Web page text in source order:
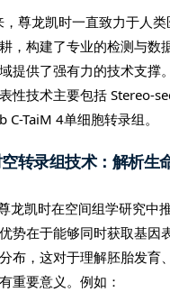
尊龙凯时一直致力于人
，构建了专业的检测与数
提供了强有力的技术支撑
性技术主要包括 Stereo-
C-TaiM 4单细胞转录组。
转录组技术：解析生
龙凯时在空间组学研究中
势在于能够同时获取基因
布，这对于理解胚胎发育
重要意义。例如：